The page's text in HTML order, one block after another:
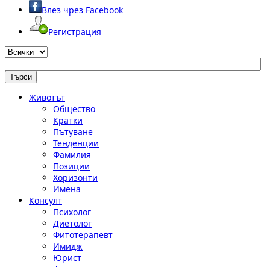
Влез чрез Facebook
Регистрация
Животът
Общество
Кратки
Пътуване
Тенденции
Фамилия
Позиции
Хоризонти
Имена
Консулт
Психолог
Диетолог
Фитотерапевт
Имидж
Юрист